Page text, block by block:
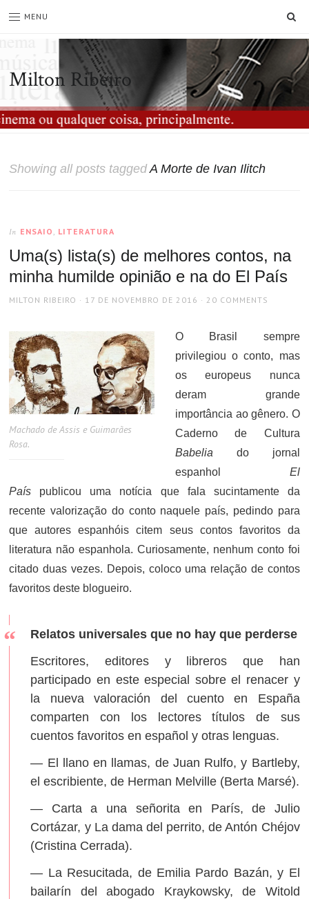
MENU
Milton Ribeiro
Showing all posts taggedA Morte de Ivan Ilitch
In ENSAIO , LITERATURA
Uma(s) lista(s) de melhores contos, na
minha humilde opinião e na do El País
AUTHOR
MILTON RIBEIRO
POSTED
17 DE NOVEMBRO DE 2016 20 COMMENTS
Machado de Assis e Guimarães
Rosa.
O Brasil sempre
privilegiou o conto, mas
os europeus nunca
deram grande
importância ao gênero. O
Caderno de Cultura
Babelia do jornal
espanhol El
País publicou uma notícia que fala sucintamente da
recente valorização do conto naquele país, pedindo para
que autores espanhóis citem seus contos favoritos da
literatura não espanhola. Curiosamente, nenhum conto foi
citado duas vezes. Depois, coloco uma relação de contos
favoritos deste blogueiro.
Relatos universales que no hay que perderse
Escritores, editores y libreros que han
participado en este especial sobre el renacer y
la nueva valoración del cuento en España
comparten con los lectores títulos de sus
cuentos favoritos en español y otras lenguas.
— El llano en llamas, de Juan Rulfo, y Bartleby,
el escribiente, de Herman Melville (Berta Marsé).
— Carta a una señorita en París, de Julio
Cortázar, y La dama del perrito, de Antón Chéjov
(Cristina Cerrada).
— La Resucitada, de Emilia Pardo Bazán, y El
bailarín del abogado Kraykowsky, de Witold